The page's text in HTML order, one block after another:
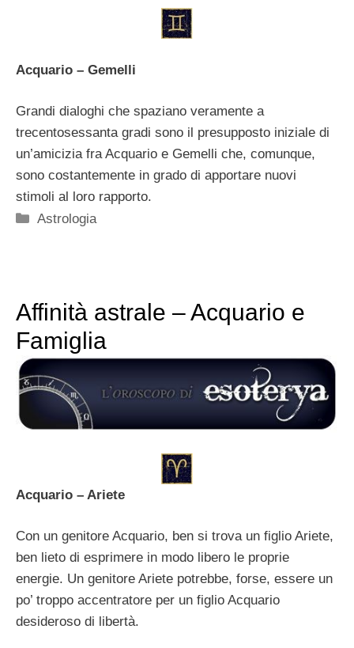
Acquario – Gemelli
Grandi dialoghi che spaziano veramente a
trecentosessanta gradi sono il presupposto iniziale di
un’amicizia fra Acquario e Gemelli che, comunque,
sono costantemente in grado di apportare nuovi
stimoli al loro rapporto.
Categorie
Astrologia
Affinità astrale – Acquario e
Famiglia
Acquario – Ariete
Con un genitore Acquario, ben si trova un figlio Ariete,
ben lieto di esprimere in modo libero le proprie
energie. Un genitore Ariete potrebbe, forse, essere un
po’ troppo accentratore per un figlio Acquario
desideroso di libertà.